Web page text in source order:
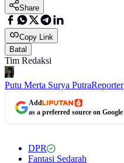
Share
Copy Link
Batal
Tim Redaksi
Putu Merta Surya PutraReporter
Add
as a preferred source on Google
DPR
Fantasi Sedarah